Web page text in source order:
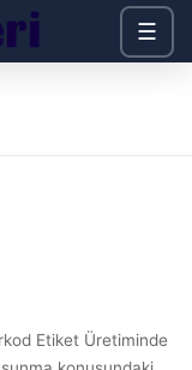
☰
Etiket Üretiminde